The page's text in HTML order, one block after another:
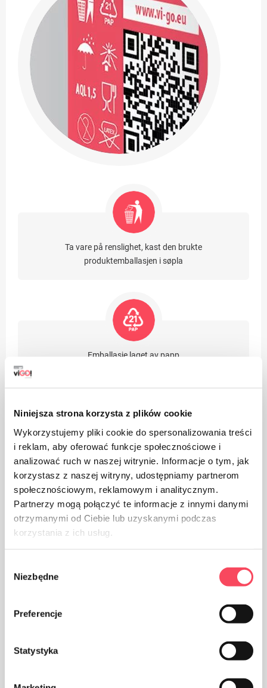
Niniejsza strona korzysta z plików cookie
Wykorzystujemy pliki cookie do spersonalizowania treści
i reklam, aby oferować funkcje społecznościowe i
analizować ruch w naszej witrynie. Informacje o tym, jak
korzystasz z naszej witryny, udostępniamy partnerom
społecznościowym, reklamowym i analitycznym.
Partnerzy mogą połączyć te informacje z innymi danymi
otrzymanymi od Ciebie lub uzyskanymi podczas
korzystania z ich usług.
zgody
Niezbędne
Preferencje
Statystyka
Ta vare på renslighet, kast den brukte
produktemballasjen i søpla
Emballasje laget av papp
Produktet skal beskyttes mot fuktighet